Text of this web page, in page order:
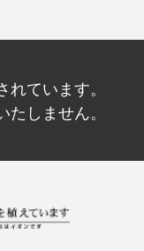
ています。
しません。